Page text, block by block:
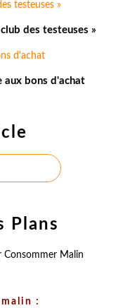
des testeuses »
aux bons d'achat
Plans
: